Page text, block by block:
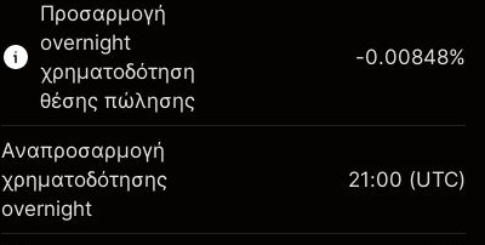
Knock-outs
Περιθώριο. Η επένδυσή
σας
¥1,000
Προσαρμογή
overnight
χρηματοδότηση
θέσης πώλησης
-0.00848%
Αναπροσαρμογή
χρηματοδότησης
overnight
21:00 (UTC)